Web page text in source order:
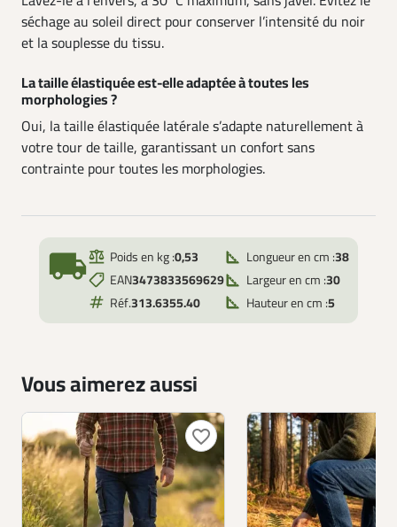
séchage au soleil direct pour conserver l’intensité du noir
et la souplesse du tissu.
La taille élastiquée est-elle adaptée à toutes les
morphologies ?
Oui, la taille élastiquée latérale s’adapte naturellement à
votre tour de taille, garantissant un confort sans
contrainte pour toutes les morphologies.
local_shipping Poids en kg :0,53
EAN3473833569629
Réf.313.6355.40
Longueur en cm :38
Largeur en cm :30
Hauteur en cm :5
Vous aimerez aussi
favorite_border